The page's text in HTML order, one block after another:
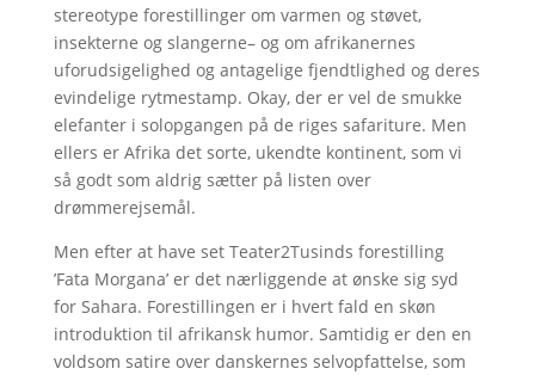
stereotype forestillinger om varmen og støvet,
insekterne og slangerne– og om afrikanernes
uforudsigelighed og antagelige fjendtlighed og deres
evindelige rytmestamp. Okay, der er vel de smukke
elefanter i solopgangen på de riges safariture. Men
ellers er Afrika det sorte, ukendte kontinent, som vi
så godt som aldrig sætter på listen over
drømmerejsemål.
Men efter at have set Teater2Tusinds forestilling
’Fata Morgana’ er det nærliggende at ønske sig syd
for Sahara. Forestillingen er i hvert fald en skøn
introduktion til afrikansk humor. Samtidig er den en
voldsom satire over danskernes selvopfattelse, som